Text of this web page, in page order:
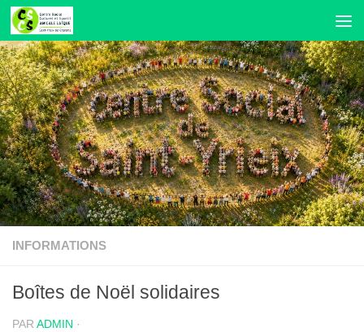
Skip to content
INFORMATIONS
Boîtes de Noël solidaires
PAR ADMIN ·